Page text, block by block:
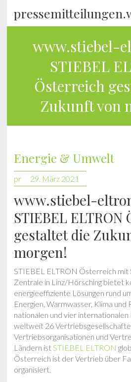
www.stiebel-
STIEBEL
Österreich
Zukunft von
Energie & Umwelt
pr 29. März 2021
www.stiebel-
STIEBEL
gestaltet die
morgen!
STIEBEL ELTRON Österreich
Zentrale in Linz/Hörsching bietet
energieeffiziente Lösungen rund
Energien, Warmwasser, Klima und
nationalen und vier
weltweit 26
Vertriebsorganisationen und
Ländern istSTIEBEL ELTRON
Österreich ist der Vertrieb über
organisiert.